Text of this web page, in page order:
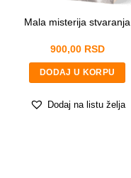
Mala misterija stvaranja
900,00 RSD
DODAJ U KORPU
Dodaj na listu želja